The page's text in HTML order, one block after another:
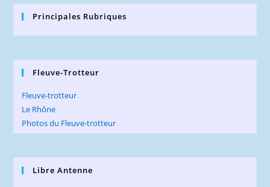
Principales Rubriques
Fleuve-Trotteur
Fleuve-trotteur
Le Rhône
Photos du Fleuve-trotteur
Libre Antenne